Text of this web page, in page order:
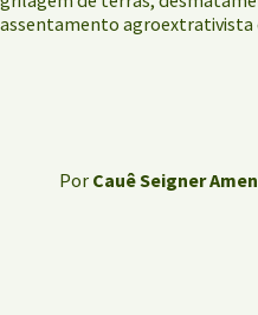
assentamento agroextrativista
Por Cauê Seigner